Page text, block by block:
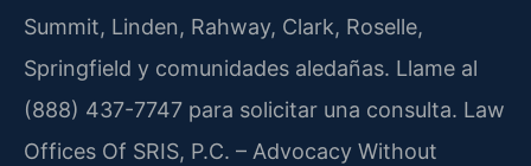
Summit, Linden, Rahway, Clark, Roselle,
Springfield y comunidades aledañas. Llame al
(888) 437-7747 para solicitar una consulta. Law
Offices Of SRIS, P.C. – Advocacy Without